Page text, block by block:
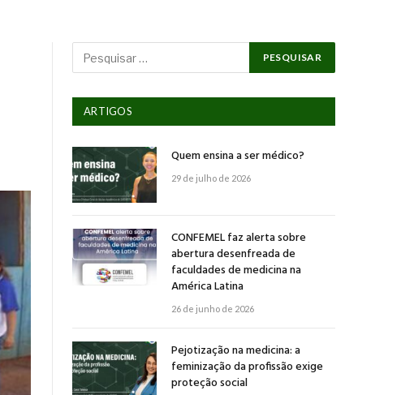
ARTIGOS
Quem ensina a ser médico?
29 de julho de 2026
CONFEMEL faz alerta sobre
abertura desenfreada de
faculdades de medicina na
América Latina
26 de junho de 2026
Pejotização na medicina: a
feminização da profissão exige
proteção social